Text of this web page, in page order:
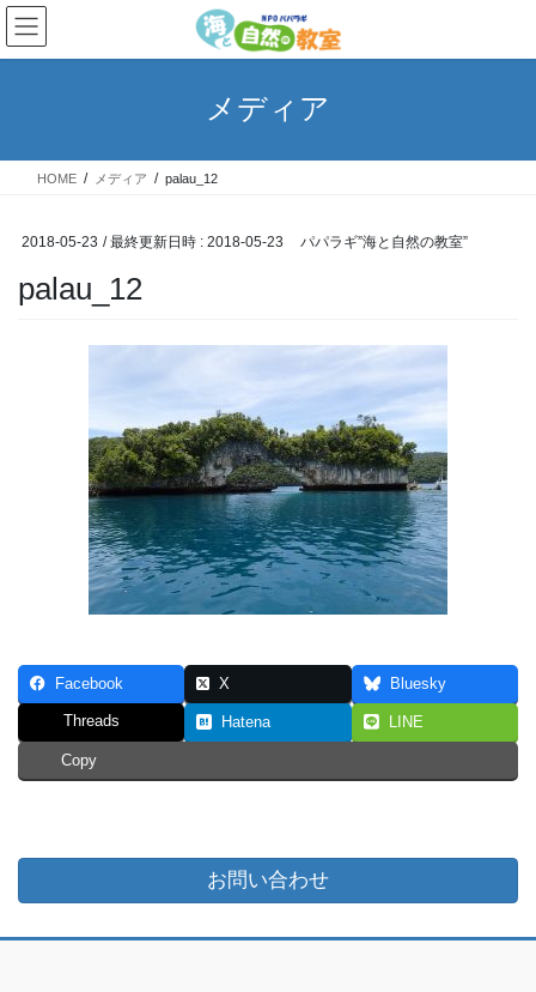
コ
ン
テ
ス
ナ
ビ
ゲ
ン
メディア
HOME メディア palau_12
2018-05-23 / 最終更新日時 : 2018-05-23 パパラギ”海と自然の教室”
palau_12
Facebook X Bluesky
Threads Hatena LINE
Copy
お問い合わせ